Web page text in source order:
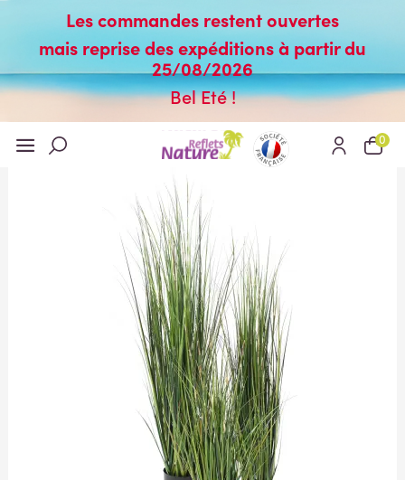
Les commandes restent ouvertes
mais reprise des expéditions à partir du
25/08/2026
Bel Eté !
0